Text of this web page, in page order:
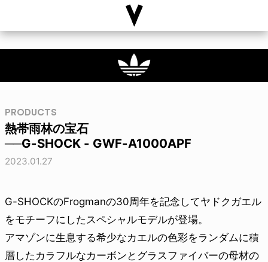
PRODUCTS
熱帯雨林の宝石
──G-SHOCK - GWF-A1000APF
2023.01.27
G-SHOCKのFrogmanの30周年を記念してヤドクガエル
をモチーフにしたスペシャルモデルが登場。
アマゾンに生息する希少なカエルの色彩をランダムに積
層したカラフルなカーボンとグラスファイバーの母材の